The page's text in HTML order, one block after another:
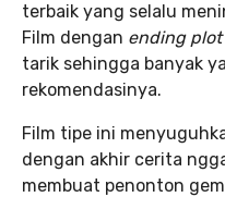
terbaik yang selalu
Film dengan ending
tarik sehingga banyak
rekomendasinya.
Film tipe ini
dengan akhir cerita
membuat penonton